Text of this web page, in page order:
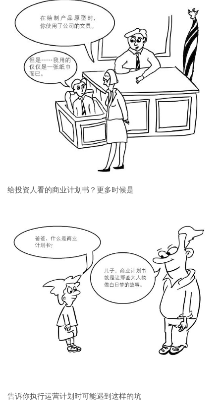
给投资人看的商业计划书？更多时候是
告诉你执行运营计划时可能遇到这样的坑